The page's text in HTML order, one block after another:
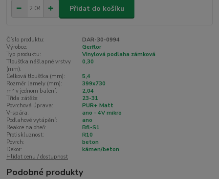
Přidat do košíku
Číslo produktu:
DAR-30-0994
Výrobce:
Gerflor
Typ produktu:
Vinylová podlaha zámková
Tloušťka nášlapné vrstvy
(mm):
0,30
Celková tloušťka (mm):
5,4
Rozměr lamely (mm):
399x730
m² v jednom balení:
2,04
Třída zátěže:
23-31
Povrchová úprava:
PUR+ Matt
V-spára:
ano - 4V mikro
Podlahové vytápění:
ano
Reakce na oheň:
Bfl-S1
Protiskluznost:
R10
Povrch:
beton
Dekor:
kámen/beton
Hlídat cenu / dostupnost
Podobné produkty